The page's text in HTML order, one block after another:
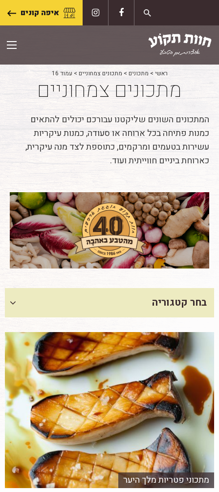
content
איפה קונים
ראשי > מתכונים > מתכונים צמחוניים > עמוד 16
מתכונים צמחוניים
המתכונים השונים שליקטנו עבורכם יכולים להתאים
כמנות פתיחה בכל ארוחה או סעודה, כמנות עיקריות
עשירות בטעמים ומרקמים, כתוספת לצד מנה עיקרית,
כארוחת ביניים חווייתית ועוד.
בחר קטגוריה
מתכוני פטריות מלך היער